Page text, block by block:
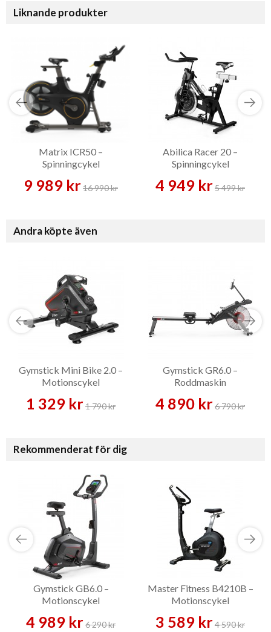
Liknande produkter
Matrix ICR50 –
Spinningcykel
9 989 kr16 990 kr
Abilica Racer 20 –
Spinningcykel
4 949 kr5 499 kr
Andra köpte även
Gymstick Mini Bike 2.0 –
Motionscykel
1 329 kr1 790 kr
Gymstick GR6.0 –
Roddmaskin
4 890 kr6 790 kr
Rekommenderat för dig
Gymstick GB6.0 –
Motionscykel
4 989 kr6 290 kr
Master Fitness B4210B –
Motionscykel
3 589 kr4 590 kr